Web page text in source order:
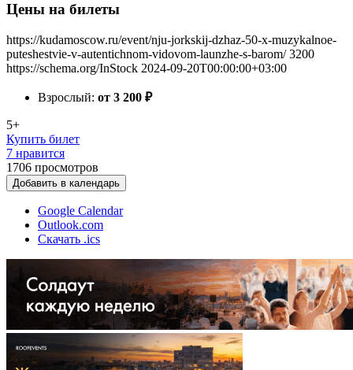
Цены на билеты
https://kudamoscow.ru/event/nju-jorkskij-dzhaz-50-x-muzykalnoe-
puteshestvie-v-autentichnom-vidovom-launzhe-s-barom/ 3200
https://schema.org/InStock 2024-09-20T00:00:00+03:00
Взрослый: от 3 200 ₽
5+
Купить билет
7 нравится
1706 просмотров
Добавить в календарь
Google Calendar
Outlook.com
Скачать .ics